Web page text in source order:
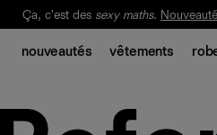
Notre Bilan Responsable 2025 est ici.
Ça, c'est des sexy maths.
nouveautés vêtements